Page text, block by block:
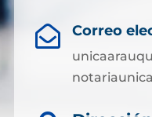
 Correo